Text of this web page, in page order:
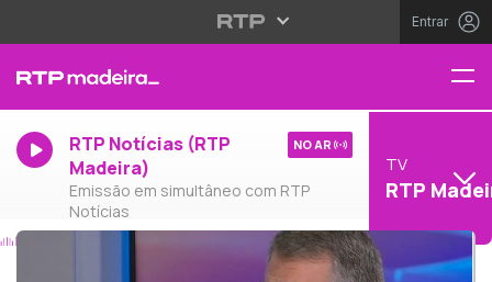
Entrar
RTP Notícias (RTP
Madeira)
Emissão em simultâneo com RTP
Notícias
NO AR
TV
RTP